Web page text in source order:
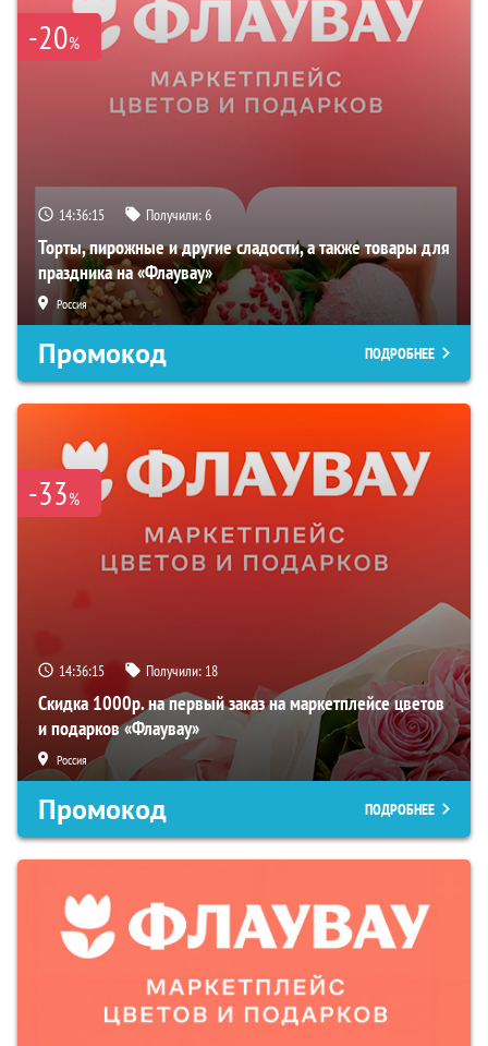
-20%
14:36:15 Получили:6
Торты, пирожные и другие сладости, а также товары для
праздника на «Флаувау»
Россия
Промокод ПОДРОБНЕЕ
-33%
14:36:15 Получили: 18
Скидка 1000р. на первый заказ на маркетплейсе цветов
и подарков «Флаувау»
Россия
Промокод ПОДРОБНЕЕ